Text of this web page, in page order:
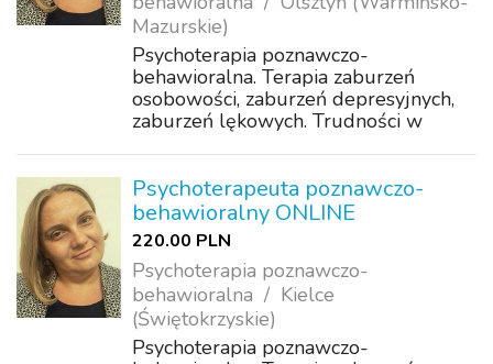
Mazurskie)
Psychoterapia poznawczo-
behawioralna. Terapia zaburzeń
osobowości, zaburzeń depresyjnych,
zaburzeń lękowych. Trudności w
koncentracją, motywacją. Wsparcie w
samorozwoju.
Psychoterapeuta poznawczo-
behawioralny ONLINE
220.00 PLN
Psychoterapia poznawczo-
behawioralna
Kielce
(Świętokrzyskie)
Psychoterapia poznawczo-